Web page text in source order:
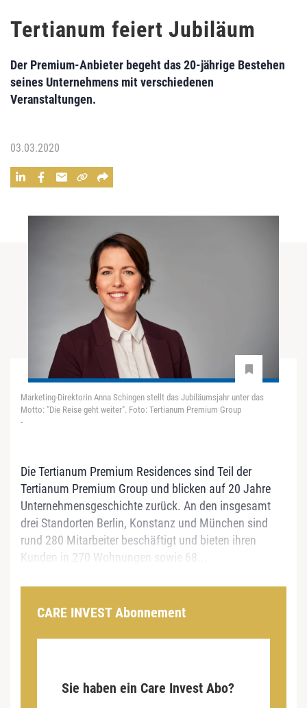
Tertianum feiert Jubiläum
Der Premium-Anbieter begeht das 20-jährige Bestehen
seines Unternehmens mit verschiedenen
Veranstaltungen.
03.03.2020
Marketing-Direktorin Anna Schingen stellt das Jubiläumsjahr unter das
Motto: "Die Reise geht weiter". Foto: Tertianum Premium Group
-
Die Tertianum Premium Residences sind Teil der
Tertianum Premium Group und blicken auf 20 Jahre
Unternehmensgeschichte zurück. An den insgesamt
drei Standorten Berlin, Konstanz und München sind
rund 280 Mitarbeiter beschäftigt und bieten ihren
Kunden in 270 Wohnungen sowie 68...
CARE INVEST Abonnement
Sie haben ein Care Invest Abo?